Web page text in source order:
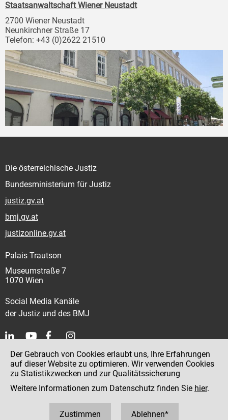
Staatsanwaltschaft Wiener Neustadt
2700 Wiener Neustadt
Neunkirchner Straße 17
Telefon: +43 (0)2622 21510
Die österreichische Justiz
Bundesministerium für Justiz
justiz.gv.at
bmj.gv.at
justizonline.gv.at
Palais Trautson
Museumstraße 7
1070 Wien
Social Media Kanäle
der Justiz und des BMJ
Kontakt
Impressum
Datenschutz
Der Gebrauch von Cookies erlaubt uns, Ihre Erfahrungen
auf dieser Website zu optimieren. Wir verwenden Cookies
zu Statistikzwecken und zur Qualitätssicherung
Weitere Informationen zum Datenschutz finden Sie hier.
Zustimmen Ablehnen*